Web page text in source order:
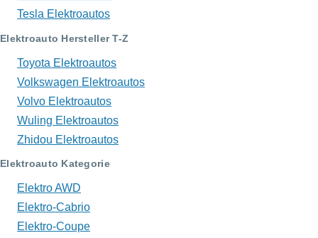
Tesla Elektroautos
Elektroauto Hersteller T-Z
Toyota Elektroautos
Volkswagen Elektroautos
Volvo Elektroautos
Wuling Elektroautos
Zhidou Elektroautos
Elektroauto Kategorie
Elektro AWD
Elektro-Cabrio
Elektro-Coupe